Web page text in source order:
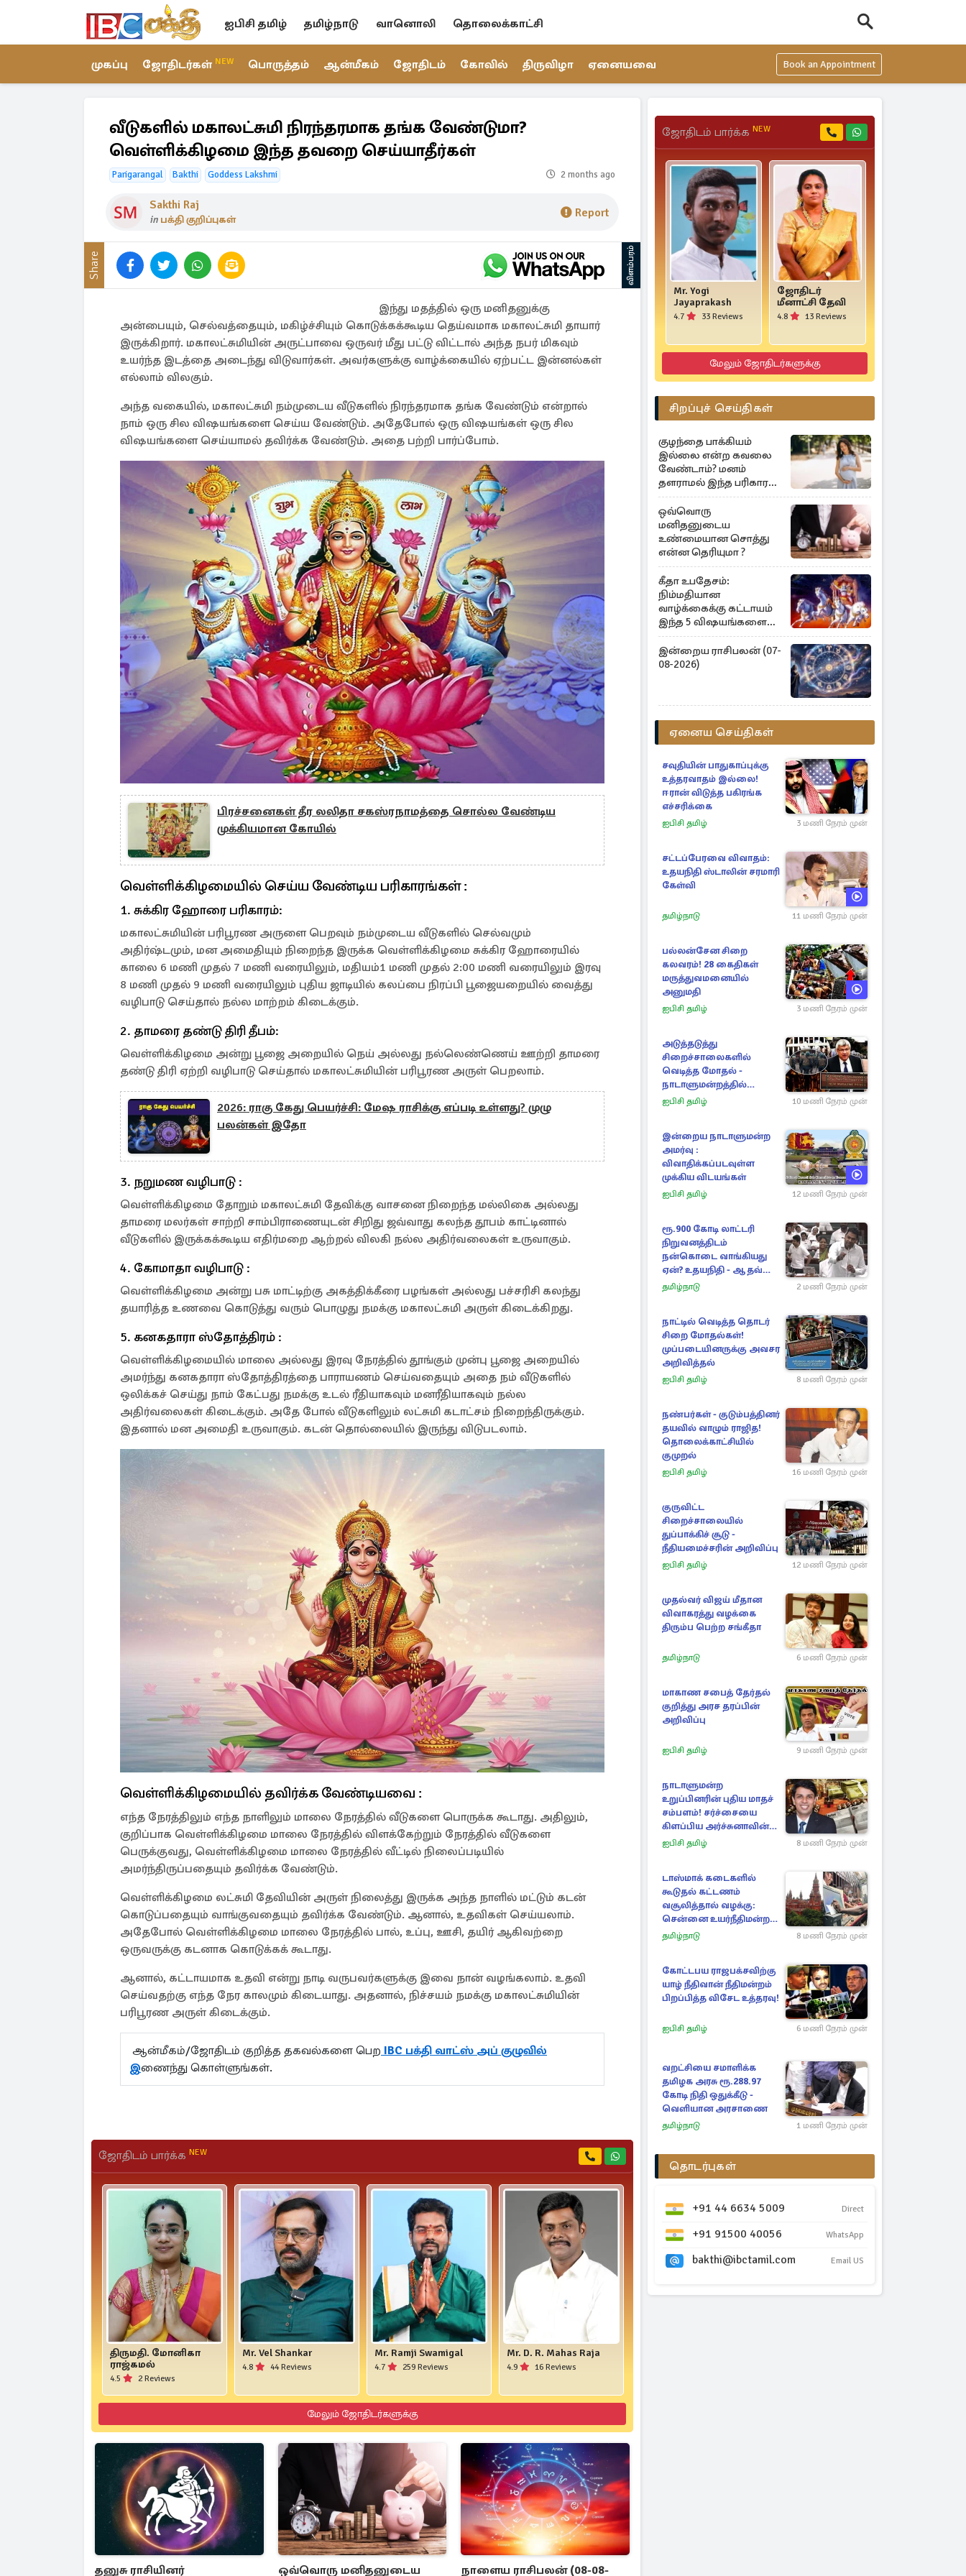
ஐபிசி தமிழ் தமிழ்நாடு வானொலி தொலைக்காட்சி
முகப்பு ஜோதிடர்கள் NEW பொருத்தம் ஆன்மீகம் ஜோதிடம் கோவில் திருவிழா ஏனையவை Book an Appointment
வீடுகளில் மகாலட்சுமி நிரந்தரமாக தங்க வேண்டுமா?
வெள்ளிக்கிழமை இந்த தவறை செய்யாதீர்கள்
Parigarangal Bakthi Goddess Lakshmi 2 months ago
Sakthi Raj
in பக்தி குறிப்புகள் Report
Share விளம்பரம்
இந்து மதத்தில் ஒரு மனிதனுக்கு
அன்பையும், செல்வத்தையும், மகிழ்ச்சியும் கொடுக்கக்கூடிய தெய்வமாக மகாலட்சுமி தாயார்
இருக்கிறார். மகாலட்சுமியின் அருட்பாவை ஒருவர் மீது பட்டு விட்டால் அந்த நபர் மிகவும்
உயர்ந்த இடத்தை அடைந்து விடுவார்கள். அவர்களுக்கு வாழ்க்கையில் ஏற்பட்ட இன்னல்கள்
எல்லாம் விலகும்.
அந்த வகையில், மகாலட்சுமி நம்முடைய வீடுகளில் நிரந்தரமாக தங்க வேண்டும் என்றால்
நாம் ஒரு சில விஷயங்களை செய்ய வேண்டும். அதேபோல் ஒரு விஷயங்கள் ஒரு சில
விஷயங்களை செய்யாமல் தவிர்க்க வேண்டும். அதை பற்றி பார்ப்போம்.
பிரச்சனைகள் தீர லலிதா சகஸ்ரநாமத்தை சொல்ல வேண்டிய
முக்கியமான கோயில்
வெள்ளிக்கிழமையில் செய்ய வேண்டிய பரிகாரங்கள் :
1. சுக்கிர ஹோரை பரிகாரம்:
மகாலட்சுமியின் பரிபூரண அருளை பெறவும் நம்முடைய வீடுகளில் செல்வமும்
அதிர்ஷ்டமும், மன அமைதியும் நிறைந்த இருக்க வெள்ளிக்கிழமை சுக்கிர ஹோரையில்
காலை 6 மணி முதல் 7 மணி வரையிலும், மதியம்1 மணி முதல் 2:00 மணி வரையிலும் இரவு
8 மணி முதல் 9 மணி வரையிலும் புதிய ஜாடியில் கலப்பை நிரப்பி பூஜையறையில் வைத்து
வழிபாடு செய்தால் நல்ல மாற்றம் கிடைக்கும்.
2. தாமரை தண்டு திரி தீபம்:
வெள்ளிக்கிழமை அன்று பூஜை அறையில் நெய் அல்லது நல்லெண்ணெய் ஊற்றி தாமரை
தண்டு திரி ஏற்றி வழிபாடு செய்தால் மகாலட்சுமியின் பரிபூரண அருள் பெறலாம்.
2026: ராகு கேது பெயர்ச்சி: மேஷ ராசிக்கு எப்படி உள்ளது? முழு
பலன்கள் இதோ
3. நறுமண வழிபாடு :
வெள்ளிக்கிழமை தோறும் மகாலட்சுமி தேவிக்கு வாசனை நிறைந்த மல்லிகை அல்லது
தாமரை மலர்கள் சாற்றி சாம்பிராணையுடன் சிறிது ஜவ்வாது கலந்த தூபம் காட்டினால்
வீடுகளில் இருக்கக்கூடிய எதிர்மறை ஆற்றல் விலகி நல்ல அதிர்வலைகள் உருவாகும்.
4. கோமாதா வழிபாடு :
வெள்ளிக்கிழமை அன்று பசு மாட்டிற்கு அகத்திக்கீரை பழங்கள் அல்லது பச்சரிசி கலந்து
தயாரித்த உணவை கொடுத்து வரும் பொழுது நமக்கு மகாலட்சுமி அருள் கிடைக்கிறது.
5. கனகதாரா ஸ்தோத்திரம் :
வெள்ளிக்கிழமையில் மாலை அல்லது இரவு நேரத்தில் தூங்கும் முன்பு பூஜை அறையில்
அமர்ந்து கனகதாரா ஸ்தோத்திரத்தை பாராயணம் செய்வதையும் அதை நம் வீடுகளில்
ஒலிக்கச் செய்து நாம் கேட்பது நமக்கு உடல் ரீதியாகவும் மனரீதியாகவும் நல்ல
அதிர்வலைகள் கிடைக்கும். அதே போல் வீடுகளிலும் லட்சுமி கடாட்சம் நிறைந்திருக்கும்.
இதனால் மன அமைதி உருவாகும். கடன் தொல்லையில் இருந்து விடுபடலாம்.
வெள்ளிக்கிழமையில் தவிர்க்க வேண்டியவை :
எந்த நேரத்திலும் எந்த நாளிலும் மாலை நேரத்தில் வீடுகளை பொருக்க கூடாது. அதிலும்,
குறிப்பாக வெள்ளிக்கிழமை மாலை நேரத்தில் விளக்கேற்றும் நேரத்தில் வீடுகளை
பெருக்குவது, வெள்ளிக்கிழமை மாலை நேரத்தில் வீட்டில் நிலைப்படியில்
அமர்ந்திருப்பதையும் தவிர்க்க வேண்டும்.
வெள்ளிக்கிழமை லட்சுமி தேவியின் அருள் நிலைத்து இருக்க அந்த நாளில் மட்டும் கடன்
கொடுப்பதையும் வாங்குவதையும் தவிர்க்க வேண்டும். ஆனால், உதவிகள் செய்யலாம்.
அதேபோல் வெள்ளிக்கிழமை மாலை நேரத்தில் பால், உப்பு, ஊசி, தயிர் ஆகிவற்றை
ஒருவருக்கு கடனாக கொடுக்கக் கூடாது.
ஆனால், கட்டாயமாக உதவி என்று நாடி வருபவர்களுக்கு இவை நான் வழங்கலாம். உதவி
செய்வதற்கு எந்த நேர காலமும் கிடையாது. அதனால், நிச்சயம் நமக்கு மகாலட்சுமியின்
பரிபூரண அருள் கிடைக்கும்.
ஆன்மீகம்/ஜோதிடம் குறித்த தகவல்களை பெற IBC பக்தி வாட்ஸ் அப் குழுவில்
இணைந்து கொள்ளுங்கள்.
ஜோதிடம் பார்க்க NEW
திருமதி. மோனிகா
ராஜ்கமல்
4.5 2 Reviews
Mr. Vel Shankar
4.8 44 Reviews
Mr. Ramji Swamigal
4.7 259 Reviews
Mr. D. R. Mahas Raja
4.9 16 Reviews
மேலும் ஜோதிடர்களுக்கு
தனுசு ராசியினர் ஒவ்வொரு மனிதனுடைய நாளைய ராசிபலன் (08-08-
ஜோதிடம் பார்க்க NEW
Mr. Yogi
Jayaprakash
4.7 33 Reviews
ஜோதிடர்
மீனாட்சி தேவி
4.8 13 Reviews
மேலும் ஜோதிடர்களுக்கு
சிறப்புச் செய்திகள்
குழந்தை பாக்கியம்
இல்லை என்ற கவலை
வேண்டாம்? மனம்
தளராமல் இந்த பரிகாரம்
செய்யுங்கள்
ஒவ்வொரு
மனிதனுடைய
உண்மையான சொத்து
என்ன தெரியுமா ?
கீதா உபதேசம்:
நிம்மதியான
வாழ்க்கைக்கு கட்டாயம்
இந்த 5 விஷயங்களை
பின்பற்றுங்கள்
இன்றைய ராசிபலன் (07-
08-2026)
ஏனைய செய்திகள்
சவுதியின் பாதுகாப்புக்கு
உத்தரவாதம் இல்லை!
ஈரான் விடுத்த பகிரங்க
எச்சரிக்கை
ஐபிசி தமிழ் 3 மணி நேரம் முன்
சட்டப்பேரவை விவாதம்:
உதயநிதி ஸ்டாலின் சரமாரி
கேள்வி
தமிழ்நாடு 11 மணி நேரம் முன்
பல்லன்சேன சிறை
கலவரம்! 28 கைதிகள்
மருத்துவமனையில்
அனுமதி
ஐபிசி தமிழ் 3 மணி நேரம் முன்
அடுத்தடுத்து
சிறைச்சாலைகளில்
வெடித்த மோதல் -
நாடாளுமன்றத்தில்
சலசலப்பு: அரசுக்கு
ஐபிசி தமிழ் 10 மணி நேரம் முன்
இன்றைய நாடாளுமன்ற
அமர்வு :
விவாதிக்கப்படவுள்ள
முக்கிய விடயங்கள்
ஐபிசி தமிழ் 12 மணி நேரம் முன்
ரூ.900 கோடி லாட்டரி
நிறுவனத்திடம்
நன்கொடை வாங்கியது
ஏன்? உதயநிதி - ஆதவ்
விவாதம்
தமிழ்நாடு 2 மணி நேரம் முன்
நாட்டில் வெடித்த தொடர்
சிறை மோதல்கள்!
முப்படையினருக்கு அவசர
அறிவித்தல்
ஐபிசி தமிழ் 8 மணி நேரம் முன்
நண்பர்கள் - குடும்பத்தினர்
தயவில் வாழும் ராஜித!
தொலைக்காட்சியில்
குமுறல்
ஐபிசி தமிழ் 16 மணி நேரம் முன்
குருவிட்ட
சிறைச்சாலையில்
துப்பாக்கிச் சூடு -
நீதியமைச்சரின் அறிவிப்பு
ஐபிசி தமிழ் 12 மணி நேரம் முன்
முதல்வர் விஜய் மீதான
விவாகரத்து வழக்கை
திரும்ப பெற்ற சங்கீதா
தமிழ்நாடு 6 மணி நேரம் முன்
மாகாண சபைத் தேர்தல்
குறித்து அரச தரப்பின்
அறிவிப்பு
ஐபிசி தமிழ் 9 மணி நேரம் முன்
நாடாளுமன்ற
உறுப்பினரின் புதிய மாதச்
சம்பளம்! சர்ச்சையை
கிளப்பிய அர்ச்சுனாவின்
அறிக்கை
ஐபிசி தமிழ் 8 மணி நேரம் முன்
டாஸ்மாக் கடைகளில்
கூடுதல் கட்டணம்
வசூலித்தால் வழக்கு:
சென்னை உயர்நீதிமன்றம்
உத்தரவு
தமிழ்நாடு 8 மணி நேரம் முன்
கோட்டபய ராஜபக்சவிற்கு
யாழ் நீதிவான் நீதிமன்றம்
பிறப்பித்த விசேட உத்தரவு!
ஐபிசி தமிழ் 6 மணி நேரம் முன்
வறட்சியை சமாளிக்க
தமிழக அரசு ரூ.288.97
கோடி நிதி ஒதுக்கீடு -
வெளியான அரசாணை
தமிழ்நாடு 1 மணி நேரம் முன்
தொடர்புகள்
+91 44 6634 5009 Direct
+91 91500 40056 WhatsApp
bakthi@ibctamil.com Email US